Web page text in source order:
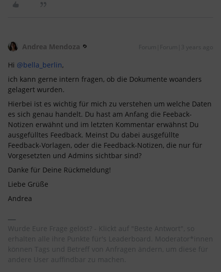
Andrea Mendoza Forum|Forum|3 years ago
Hi @bella_berlin,
ich kann gerne intern fragen, ob die Dokumente woanders
gelagert wurden.
Hierbei ist es wichtig für mich zu verstehen um welche Daten
es sich genau handelt. Du hast am Anfang die Feeback-
Notizen erwähnt und im letzten Kommentar erwähnst Du
ausgefülltes Feedback. Meinst Du dabei ausgefüllte
Feedback-Vorlagen, oder die Feedback-Notizen, die nur für
Vorgesetzten und Admins sichtbar sind?
Danke für Deine Rückmeldung!
Liebe Grüße
Andrea
Wurde Eure Frage gelöst? - Klickt auf "Beste Antwort", so
erhalten alle ihre Punkte für's Leaderboard. Moderator*innen
können Tags und Betreff von Anfragen ändern, um diese für
andere User auffindbar zu machen.